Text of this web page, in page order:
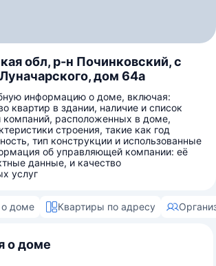
обл, р-н Починковский, с
дом 64а
информацию о доме, включая:
квартир в здании, наличие и список
компаний, расположенных в доме,
строения, такие как год
тип конструкции и использованные
об управляющей компании: её
данные, и качество
услуг
доме Квартиры по адресу
о доме